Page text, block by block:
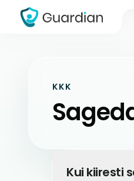
KKK
Kui kiiresti